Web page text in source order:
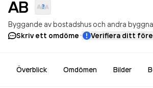
AB
Byggande av bostadshus och andra
Skriv ett omdöme· Verifiera ditt
Överblick Omdömen Bilder